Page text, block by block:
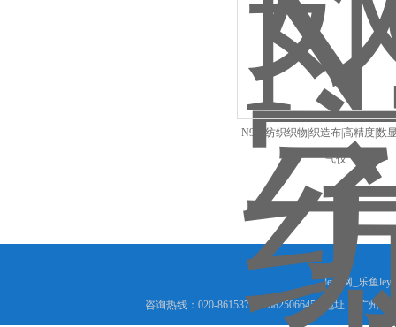
N900纺织织物|织造布|高精度|数
气仪
leyu网_乐鱼
咨询热线：020-86153717 18825066456 地址： 广州